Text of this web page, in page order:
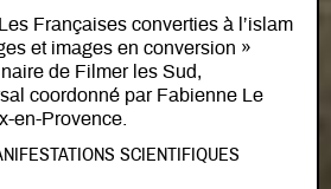
Françaises converties à l’islam
et images en conversion »
de Filmer les Sud,
coordonné par Fabienne Le
en-Provence.
SCIENTIFIQUES